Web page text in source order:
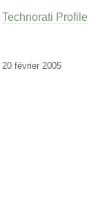
Technorati Profile
20 février 2005